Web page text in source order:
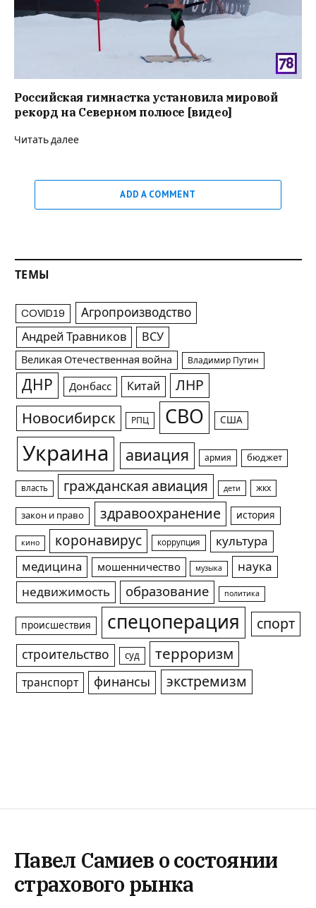
Российская гимнастка установила мировой
рекорд на Северном полюсе [видео]
Читать далее
ADD A COMMENT
ТЕМЫ
COVID19 Агропроизводство
Андрей Травников ВСУ
Великая Отечественная война Владимир Путин
ДНР Донбасс Китай ЛНР
Новосибирск РПЦ СВО США
Украина авиация армия бюджет
власть гражданская авиация дети жкх
закон и право здравоохранение история
кино коронавирус коррупция
культура
медицина
мошенничество музыка
наука
недвижимость
образование политика
происшествия спецоперация спорт
строительство суд терроризм
транспорт финансы экстремизм
Павел Самиев о состоянии
страхового рынка